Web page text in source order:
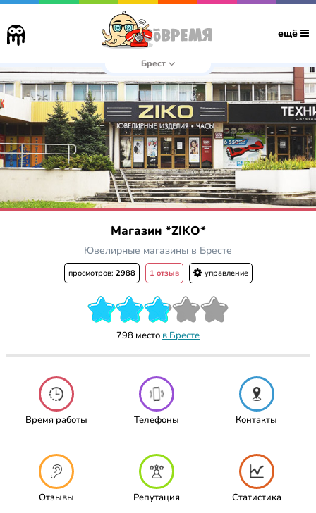
ещё
Брест
Магазин *ZIKO*
Ювелирные магазины в Бресте
просмотров: 2988 1 отзыв управление
798 место в Бресте
Время работы Телефоны Контакты
Отзывы Репутация Статистика